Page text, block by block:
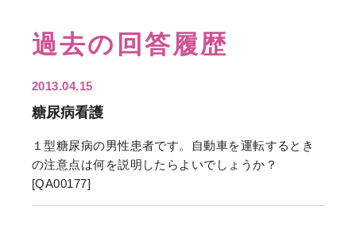
過去の回答履歴
2013.04.15
糖尿病看護
１型糖尿病の男性患者です。自動車を運転するとき
の注意点は何を説明したらよいでしょうか？
[QA00177]